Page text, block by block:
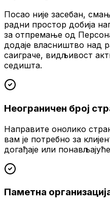
Посао није засебан,
радни простор добија
за отпремање од
додаје власништво над
саиграче, видљивост
седишта.
Неограничен број
Направите онолико
вам је потребно за
догађаје или
Паметна